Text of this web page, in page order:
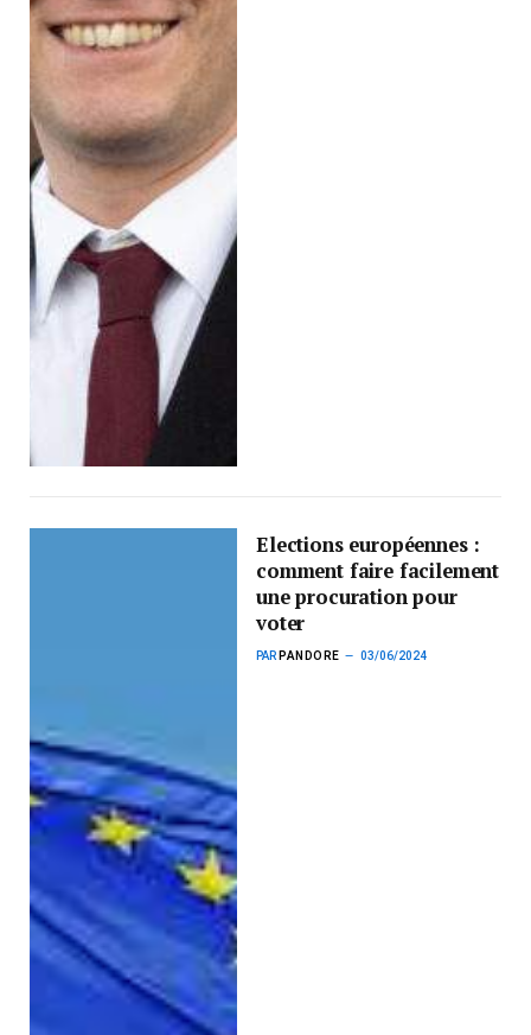
Elections européennes :
comment faire facilement
une procuration pour
voter
PAR PANDORE 03/06/2024